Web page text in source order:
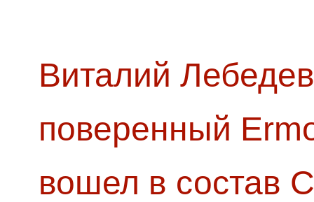
Виталий
поверенный
вошел в состав